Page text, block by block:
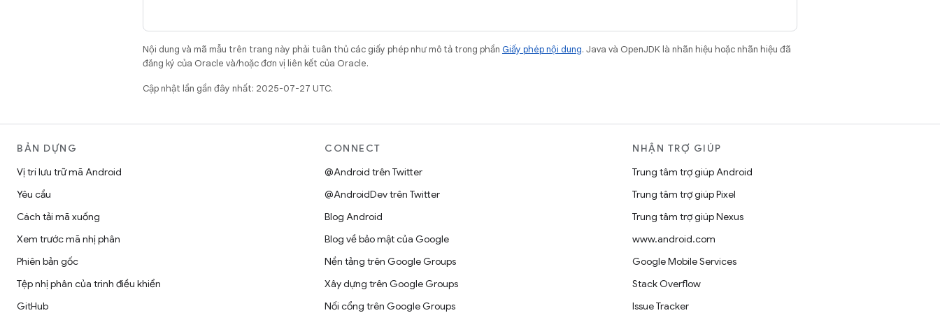
Nội dung và mã mẫu trên trang này phải tuân thủ các giấy phép như mô tả trong phần Giấy phép nội dung. Java và OpenJDK là nhãn hiệu hoặc nhãn hiệu đã
đăng ký của Oracle và/hoặc đơn vị liên kết của Oracle.
Cập nhật lần gần đây nhất: 2025-07-27 UTC.
BẢN DỰNG
Vị trí lưu trữ mã Android
Yêu cầu
Cách tải mã xuống
Xem trước mã nhị phân
Phiên bản gốc
Tệp nhị phân của trình điều khiển
GitHub
CONNECT
@Android trên Twitter
@AndroidDev trên Twitter
Blog Android
Blog về bảo mật của Google
Nền tảng trên Google Groups
Xây dựng trên Google Groups
Nối cổng trên Google Groups
NHẬN TRỢ GIÚP
Trung tâm trợ giúp Android
Trung tâm trợ giúp Pixel
Trung tâm trợ giúp Nexus
www.android.com
Google Mobile Services
Stack Overflow
Issue Tracker